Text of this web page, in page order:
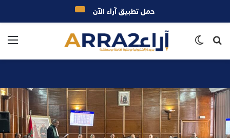
بحث
حمل تطبيق آراء الآن